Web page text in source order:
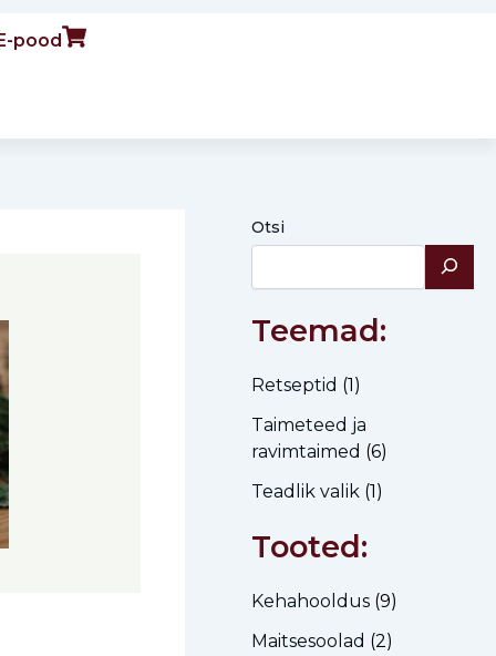
pood
Otsi
Teemad:
Retseptid (1)
Taimeteed ja
ravimtaimed (6)
Teadlik valik (1)
Tooted:
Kehahooldus (9)
Maitsesoolad (2)